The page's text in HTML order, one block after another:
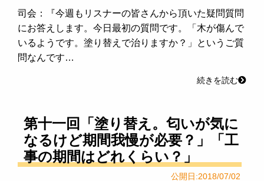
司会：『今週もリスナーの皆さんから頂いた疑問質問
にお答えします。今日最初の質問です。「木が傷んで
いるようです。塗り替えで治りますか？」というご質
問なんです…
続きを読む
第十一回「塗り替え。匂いが気に
なるけど期間我慢が必要？」「工
事の期間はどれくらい？」
公開日:2018/07/02